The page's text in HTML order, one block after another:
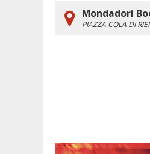
Mondadori
PIAZZA COLA DI